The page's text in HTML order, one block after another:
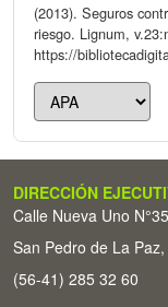
(2013). Seguros
riesgo. Lignum,
https://
DIRECCIÓN
Calle Nueva Uno
San Pedro de La
(56-41) 285 32 60